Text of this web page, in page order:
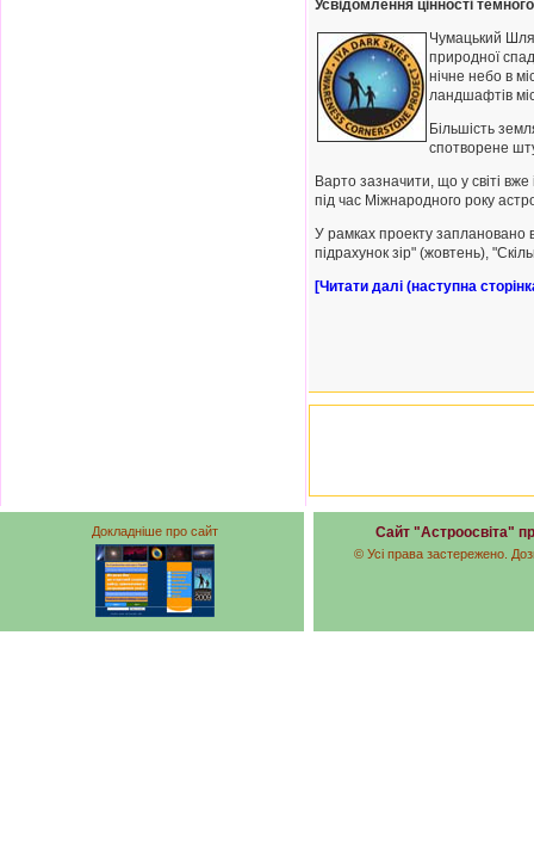
Усвідомлення цінності
Чумацький
природної
нічне небо в
ландшафтів
Більшість
спотворене
Варто зазначити, що у світі
під час Міжнародного року
У рамках проекту заплановано
підрахунок зір" (жовтень),
[Читати далі (наступна
Докладніше про сайт Сайт "Астроосвіта"
© Усі права застережено.